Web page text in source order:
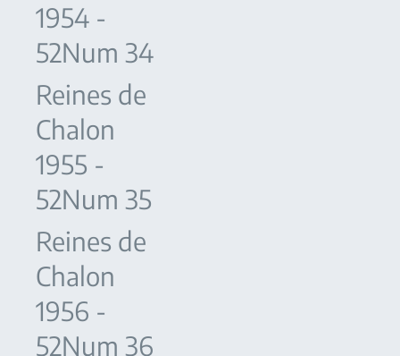
1954 -
52Num 34
Reines de
Chalon
1955 -
52Num 35
Reines de
Chalon
1956 -
52Num 36